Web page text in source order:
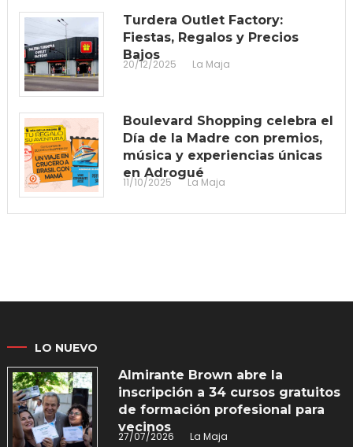
Turdera Outlet Factory:
Fiestas, Regalos y Precios
Bajos
20/12/2025 La Maja
Boulevard Shopping celebra el
Día de la Madre con premios,
música y experiencias únicas
en Adrogué
11/10/2025 La Maja
LO NUEVO
Almirante Brown abre la
inscripción a 34 cursos gratuitos
de formación profesional para
vecinos
27/07/2026 La Maja